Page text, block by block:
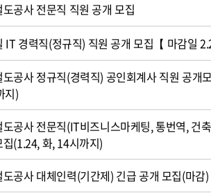
도공사 전문직 직원 공개 모집
IT 경력직(정규직) 직원 공개 모집【 마감일
도공사 정규직(경력직) 공인회계사 직원 공개
지)
도공사 전문직(IT비즈니스마케팅, 통번역, 건
집(1.24, 화, 14시까지)
도공사 대체인력(기간제) 긴급 공개 모집(마감)